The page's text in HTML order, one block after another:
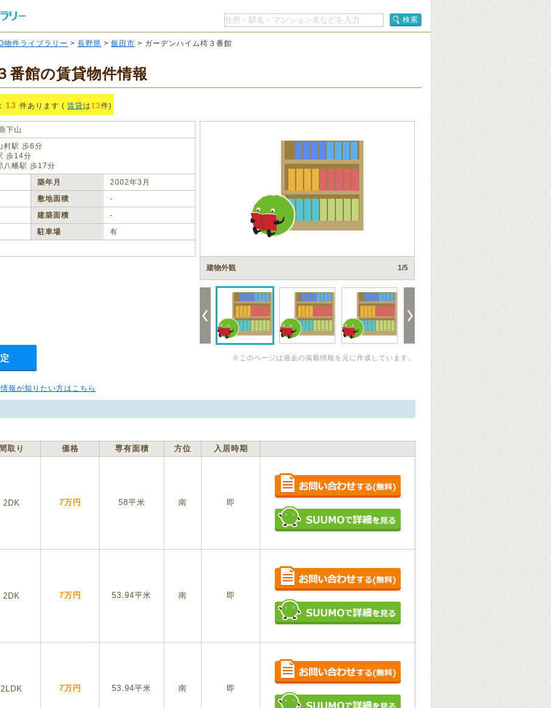
検索
物件ライブラリー > 長野県 > 飯田市 > ガーデンハイム樗３番館
番館の賃貸物件情報
13 件あります ( 賃貸は13件)
下山
村駅 歩6分
歩14分
八幡駅 歩17分
築年月
2002年3月
敷地面積
‐
建築面積
‐
駐車場
有
建物外観 1/5
※このページは過去の掲載情報を元に作成しています。
報が知りたい方はこちら
間取り 価格 専有面積 方位 入居時期
2DK 7万円 58平米 南 即
2DK 7万円 53.94平米 南 即
2LDK 7万円 53.94平米 南 即